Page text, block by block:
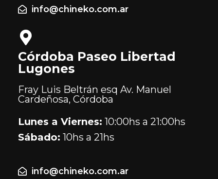
info@chineko.com.ar
Córdoba Paseo Libertad
Lugones
Fray Luis Beltrán esq Av. Manuel
Cardeñosa, Córdoba
Lunes a Viernes: 10:00hs a 21:00hs
Sábado: 10hs a 21hs
info@chineko.com.ar